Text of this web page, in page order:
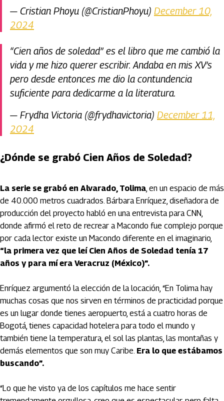
— Cristian Phoyu (@CristianPhoyu) December 10,
2024
“Cien años de soledad” es el libro que me cambió la
vida y me hizo querer escribir. Andaba en mis XV’s
pero desde entonces me dio la contundencia
suficiente para dedicarme a la literatura.
— Frydha Victoria (@frydhavictoria) December 11,
2024
¿Dónde se grabó Cien Años de Soledad?
La serie se grabó en Alvarado, Tolima, en un espacio de más
de 40.000 metros cuadrados. Bárbara Enríquez, diseñadora de
producción del proyecto habló en una entrevista para CNN,
donde afirmó el reto de recrear a Macondo fue complejo porque
por cada lector existe un Macondo diferente en el imaginario,
“la primera vez que leí Cien Años de Soledad tenía 17
años y para mí era Veracruz (México)”.
Enríquez argumentó la elección de la locación, “En Tolima hay
muchas cosas que nos sirven en términos de practicidad porque
es un lugar donde tienes aeropuerto, está a cuatro horas de
Bogotá, tienes capacidad hotelera para todo el mundo y
también tiene la temperatura, el sol las plantas, las montañas y
demás elementos que son muy Caribe. Era lo que estábamos
buscando”.
“Lo que he visto ya de los capítulos me hace sentir